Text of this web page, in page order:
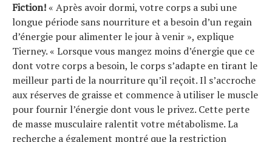
Fiction!« Après avoir dormi, votre corps a subi une
longue période sans nourriture et a besoin d’un regain
d’énergie pour alimenter le jour à venir », explique
Tierney. « Lorsque vous mangez moins d’énergie que ce
dont votre corps a besoin, le corps s’adapte en tirant le
meilleur parti de la nourriture qu’il reçoit. Il s’accroche
aux réserves de graisse et commence à utiliser le muscle
pour fournir l’énergie dont vous le privez. Cette perte
de masse musculaire ralentit votre métabolisme. La
recherche a également montré que la restriction